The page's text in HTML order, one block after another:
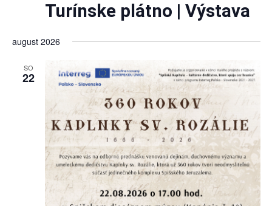
Turínske plátno | Výstava
august 2026
SO
22